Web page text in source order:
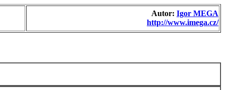
Autor: Igor MEGA
http://www.imega.cz/